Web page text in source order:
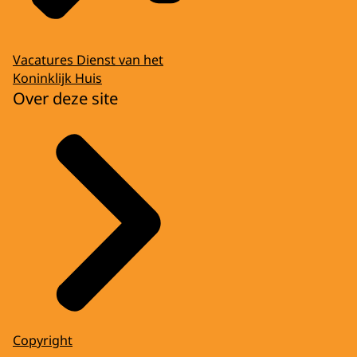
Vacatures Dienst van het
Koninklijk Huis
Over deze site
Copyright